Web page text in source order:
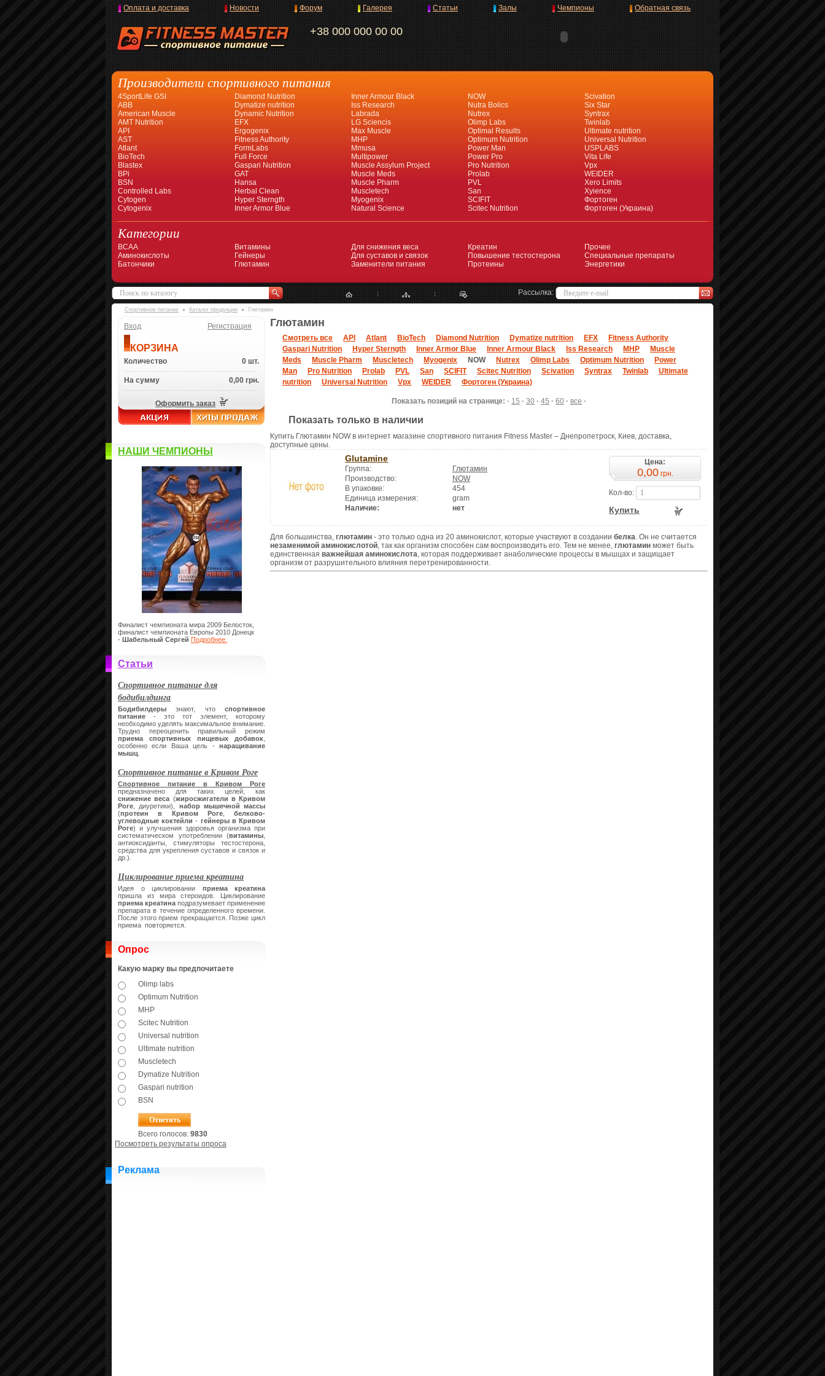
+38 000 000 00 00
Оплата и доставка Новости Форум Галерея Статьи Залы Чемпионы Обратная связь
Производители спортивного питания
4SportLife GSI
ABB
American Muscle
AMT Nutrition
API
AST
Atlant
BioTech
Blastex
BPi
BSN
Controlled Labs
Cytogen
Cytogenix
Diamond Nutrition
Dymatize nutrition
Dynamic Nutrition
EFX
Ergogenix
Fitness Authority
FormLabs
Full Force
Gaspari Nutrition
GAT
Hansa
Herbal Clean
Hyper Sterngth
Inner Armor Blue
Inner Armour Black
Iss Research
Labrada
LG Sciencis
Max Muscle
MHP
Mmusa
Multipower
Muscle Assylum Project
Muscle Meds
Muscle Pharm
Muscletech
Myogenix
Natural Science
NOW
Nutra Bolics
Nutrex
Olimp Labs
Optimal Results
Optimum Nutrition
Power Man
Power Pro
Pro Nutrition
Prolab
PVL
San
SCIFIT
Scitec Nutrition
Scivation
Six Star
Syntrax
Twinlab
Ultimate nutrition
Universal Nutrition
USPLABS
Vita Life
Vpx
WEIDER
Xero Limits
Xyience
Фортоген
Фортоген (Украина)
Категории
BCAA
Аминокислоты
Батончики
Витамины
Гейнеры
Глютамин
Для снижения веса
Для суставов и связок
Заменители питания
Креатин
Повышение тестостерона
Протеины
Прочее
Специальные препараты
Энергетики
Рассылка:
Спортивное питание Каталог продукции Глютамин
Вход Регистрация
КОРЗИНА
Количество 0 шт.
На сумму 0,00 грн.
Оформить заказ
НАШИ ЧЕМПИОНЫ
Финалист чемпионата мира 2009 Белосток,
финалист чемпионата Европы 2010 Донецк
- Шабельный Сергей Подробнее.
Статьи
Спортивное питание для
бодибилдинга
Бодибилдеры знают, что спортивное
питание - это тот элемент, которому
необходимо уделять максимальное внимание.
Трудно переоценить правильный режим
приема спортивных пищевых добавок
особенно если Ваша цель - наращивание
мышц
Спортивное питание в Кривом Роге
Спортивное питание в Кривом Роге
предназначено для таких целей, как
снижение веса (жиросжигатели в Кривом
Роге , диуретики), набор мышечной массы
(протеин в Кривом Роге, белково-
углеводные коктейли - гейнеры в Кривом
Роге) и улучшения здоровья организма при
систематическом употреблении (витамины
антиоксиданты, стимуляторы тестостерона,
средства для укрепления суставов и связок и
др.).
Циклирование приема креатина
Идея о циклировании приема креатина
пришла из мира стероидов. Циклирование
приема креатина подразумевает применение
препарата в течение определенного времени.
После этого прием прекращается. Позже цикл
приема повторяется.
Опрос
Какую марку вы предпочитаете
Olimp labs
Optimum Nutrition
MHP
Scitec Nutrition
Universal nutrition
Ultimate nutrition
Muscletech
Dymatize Nutrition
Gaspari nutrition
BSN
Всего голосов: 9830
Посмотреть результаты опроса
Реклама
Глютамин
Смотреть все API Atlant BioTech Diamond Nutrition Dymatize nutrition EFX
Fitness Authority
Gaspari Nutrition
Hyper Sterngth Inner Armor Blue Inner Armour Black Iss Research MHP
Muscle
Meds
Muscle Pharm Muscletech Myogenix NOW Nutrex Olimp Labs Optimum Nutrition
Power
Man
Pro Nutrition Prolab PVL San SCIFIT Scitec Nutrition Scivation Syntrax Twinlab
Ultimate
nutrition
Universal Nutrition Vpx WEIDER Фортоген (Украина)
Показать позиций на странице: · 15 · 30 · 45 · 60 · все ·
Показать только в наличии
Купить Глютамин NOW в интернет магазине спортивного питания Fitness Master – Днепропетроск, Киев, доставка,
доступные цены.
Glutamine
Группа:
Глютамин
Производство:
NOW
В упаковке:
454
Единица измерения:
gram
Наличие:
нет
Цена:
0,00грн.
Кол-во:
Купить
Для большинства, глютамин - это только одна из 20 аминокислот, которые участвуют в создании белка. Он не считается
незаменимой аминокислотой, так как организм способен сам воспроизводить его. Тем не менее, глютамин может быть
единственная важнейшая аминокислота, которая поддерживает анаболические процессы в мышцах и защищает
организм от разрушительного влияния перетренированности.